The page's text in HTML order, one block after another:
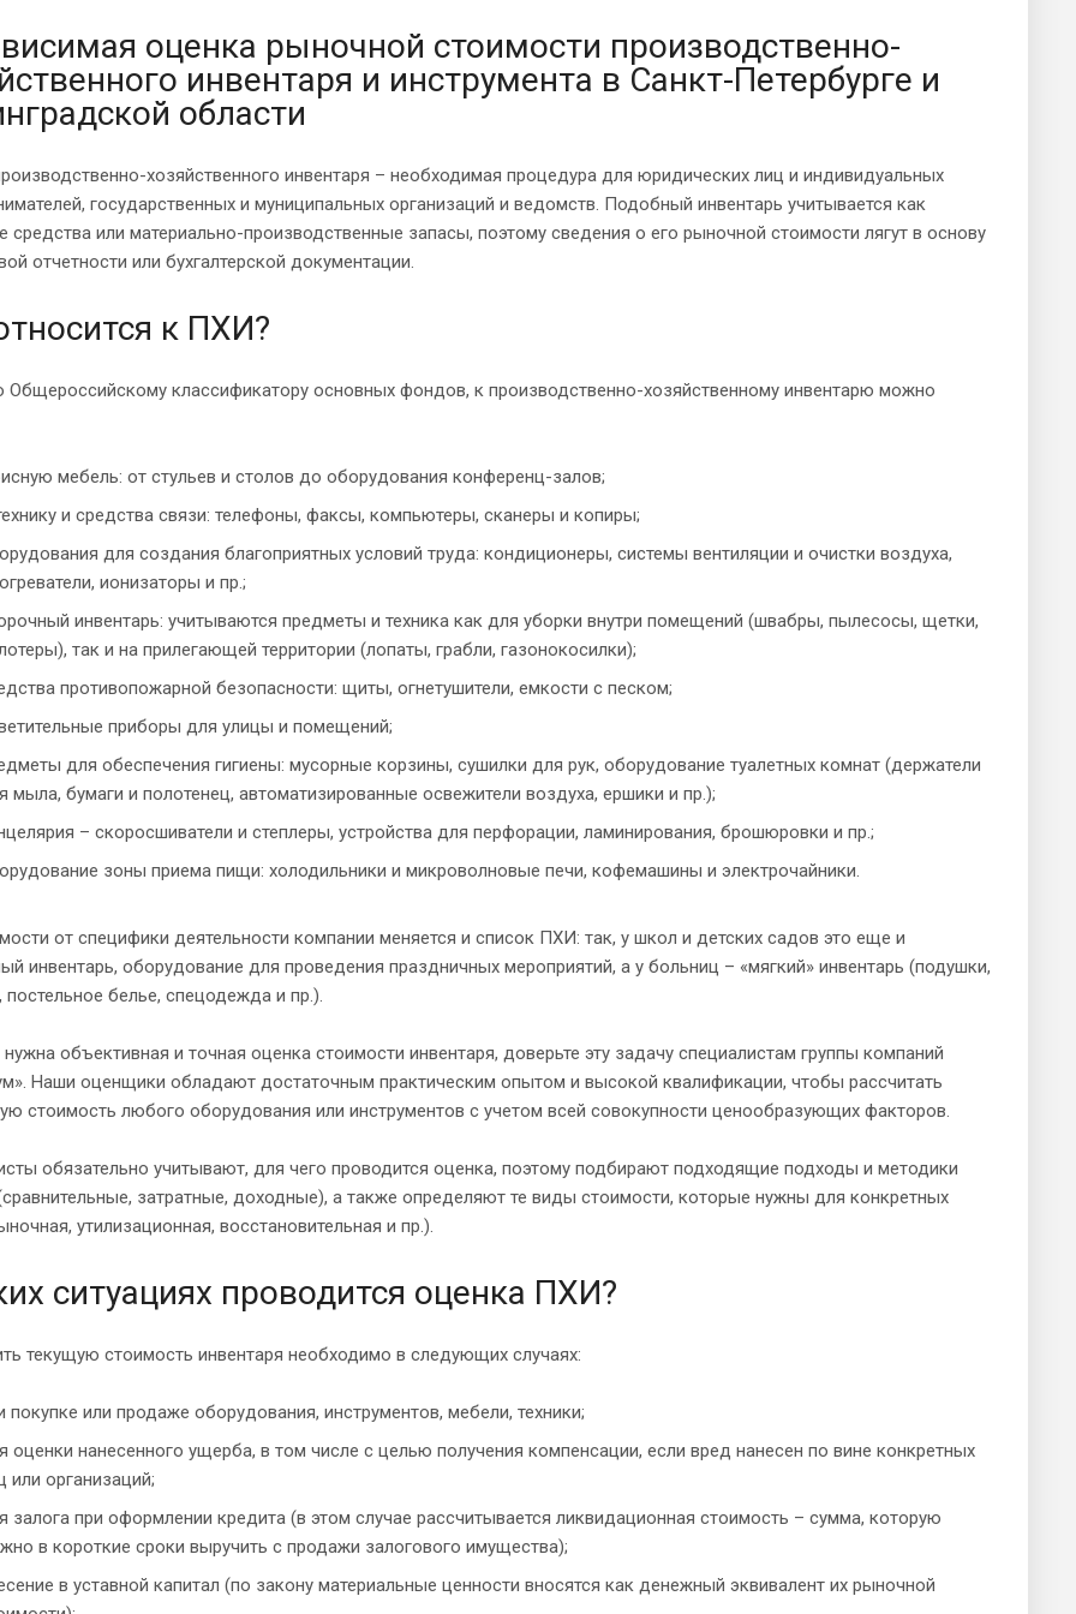
оценка рыночной стоимости производственно-
инвентаря и инструмента в Санкт-Петербурге и
области
хозяйственного инвентаря – необходимая процедура для юридических лиц и индивидуальных
государственных и муниципальных организаций и ведомств. Подобный инвентарь учитывается как
средства или материально-производственные запасы, поэтому сведения о его рыночной стоимости лягут в основу
отчетности или бухгалтерской документации.
к ПХИ?
Общероссийскому классификатору основных фондов, к производственно-хозяйственному инвентарю можно
мебель: от стульев и столов до оборудования конференц-залов;
и средства связи: телефоны, факсы, компьютеры, сканеры и копиры;
для создания благоприятных условий труда: кондиционеры, системы вентиляции и очистки воздуха,
ионизаторы и пр.;
инвентарь: учитываются предметы и техника как для уборки внутри помещений (швабры, пылесосы, щетки,
так и на прилегающей территории (лопаты, грабли, газонокосилки);
противопожарной безопасности: щиты, огнетушители, емкости с песком;
приборы для улицы и помещений;
для обеспечения гигиены: мусорные корзины, сушилки для рук, оборудование туалетных комнат (держатели
мыла, бумаги и полотенец, автоматизированные освежители воздуха, ершики и пр.);
– скоросшиватели и степлеры, устройства для перфорации, ламинирования, брошюровки и пр.;
зоны приема пищи: холодильники и микроволновые печи, кофемашины и электрочайники.
от специфики деятельности компании меняется и список ПХИ: так, у школ и детских садов это еще и
инвентарь, оборудование для проведения праздничных мероприятий, а у больниц – «мягкий» инвентарь (подушки,
белье, спецодежда и пр.).
объективная и точная оценка стоимости инвентаря, доверьте эту задачу специалистам группы компаний
Наши оценщики обладают достаточным практическим опытом и высокой квалификации, чтобы рассчитать
стоимость любого оборудования или инструментов с учетом всей совокупности ценообразующих факторов.
обязательно учитывают, для чего проводится оценка, поэтому подбирают подходящие подходы и методики
затратные, доходные), а также определяют те виды стоимости, которые нужны для конкретных
утилизационная, восстановительная и пр.).
ситуациях проводится оценка ПХИ?
текущую стоимость инвентаря необходимо в следующих случаях:
покупке или продаже оборудования, инструментов, мебели, техники;
оценки нанесенного ущерба, в том числе с целью получения компенсации, если вред нанесен по вине конкретных
или организаций;
залога при оформлении кредита (в этом случае рассчитывается ликвидационная стоимость – сумма, которую
в короткие сроки выручить с продажи залогового имущества);
в уставной капитал (по закону материальные ценности вносятся как денежный эквивалент их рыночной